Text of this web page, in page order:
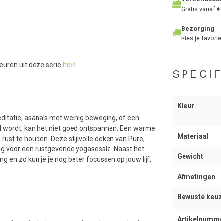
uit deze serie hier!
asana’s met weinig beweging, of een
kan het niet goed ontspannen. Een warme
te houden. Deze stijlvolle deken van Pure,
voor een rustgevende yogasessie. Naast het
en zo kun je je nog beter focussen op jouw lijf,
Gratis vanaf
Bezorging
Kies je
Kleur
Materiaal
Gewicht
Afmetingen
Bewuste